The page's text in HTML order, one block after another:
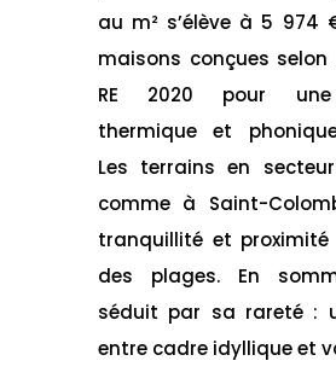
au m² s’élève à 5 974
maisons conçues selon
RE 2020 pour
thermique et
Les terrains en
comme à Saint-
tranquillité et
des plages. En
séduit par sa rareté :
entre cadre idyllique et